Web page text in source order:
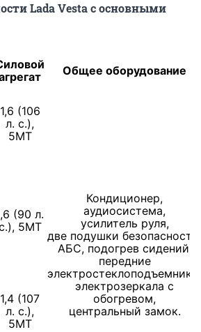
Lada Vesta с основными
Общее оборудование
1,6 (106
л. с.),
5МТ
Кондиционер,
аудиосистема,
усилитель руля,
две подушки безопасности,
АБС, подогрев сидений,
передние
электростеклоподъемники,
электрозеркала с
обогревом,
центральный замок.
(90 л.
5МТ
1,4 (107
л. с.),
5МТ